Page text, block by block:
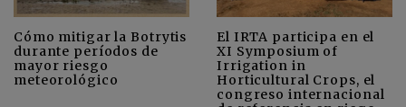
Cómo mitigar la Botrytis
durante períodos de
mayor riesgo
meteorológico
El IRTA participa en el
XI Symposium of
Irrigation in
Horticultural Crops, el
congreso internacional